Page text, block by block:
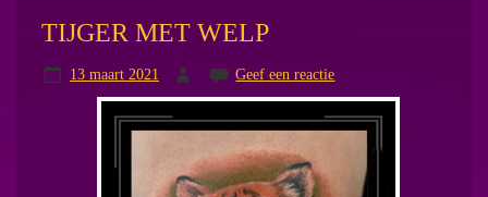
TIJGER MET WELP
13 maart 2021 Geef een reactie